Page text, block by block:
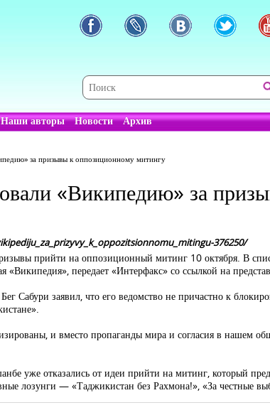
Наши авторы Новости Архив
за призывы к оппозиционному митингу
«Википедию» за
376250/
прийти на оппозиционный митинг 10 октября. В
передает «Интерфакс» со ссылкой на
Сабури заявил, что его ведомство не причастно к
и вместо пропаганды мира и согласия в нашем
уже отказались от идеи прийти на митинг, который
лозунги — «Таджикистан без Рахмона!», «За честные